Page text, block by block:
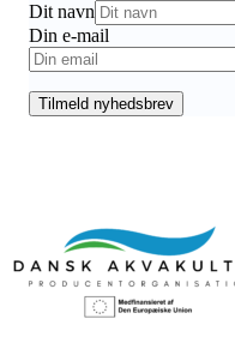
Dit navn
Din e-mail